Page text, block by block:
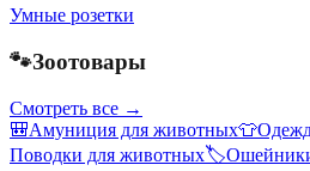
Умные розетки
🐾Зоотовары
Смотреть все →
🎒Амуниция для животных👕
Поводки для животных🏷️